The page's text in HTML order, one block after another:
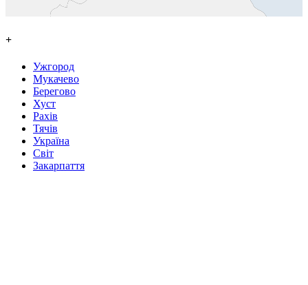
+
Ужгород
Мукачево
Берегово
Хуст
Рахів
Тячів
Україна
Світ
Закарпаття